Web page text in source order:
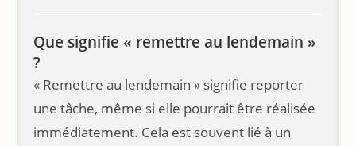
Que signifie « remettre au lendemain »
?
« Remettre au lendemain » signifie reporter
une tâche, même si elle pourrait être réalisée
immédiatement. Cela est souvent lié à un